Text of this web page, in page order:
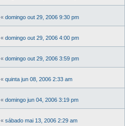
« domingo out 29, 2006 9:30 pm
« domingo out 29, 2006 4:00 pm
« domingo out 29, 2006 3:59 pm
« quinta jun 08, 2006 2:33 am
« domingo jun 04, 2006 3:19 pm
« sábado mai 13, 2006 2:29 am